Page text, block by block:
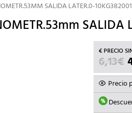
SALIDA LATER.0-
SALIDA
6,13€
Precio